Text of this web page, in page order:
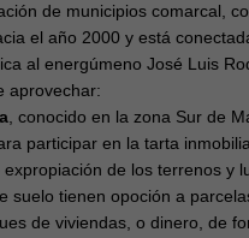
de municipios comarcal,
el año 2000 y está
al energúmeno José Luis
aprovechar:
, conocido en la zona Sur de
participar en la tarta
expropiación de los terrenos y
suelo tienen opoción a
de viviendas, o dinero, de